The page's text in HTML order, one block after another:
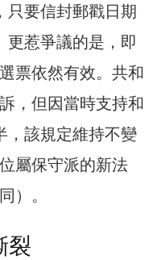
只要信封郵戳日期
更惹爭議的是，即
票依然有效。共和
，但因當時支持和
，該規定維持不變
屬保守派的新法
）。
裂